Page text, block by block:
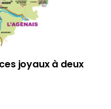
joyaux à deux